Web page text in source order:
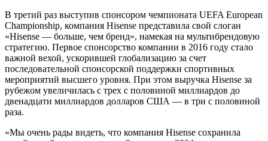
В третий раз выступив спонсором чемпионата UEFA European
Championship, компания Hisense представила свой слоган
«Hisense — больше, чем бренд», намекая на мультибрендовую
стратегию. Первое спонсорство компании в 2016 году стало
важной вехой, ускорившей глобализацию за счет
последовательной спонсорской поддержки спортивных
мероприятий высшего уровня. При этом выручка Hisense за
рубежом увеличилась с трех с половиной миллиардов до
двенадцати миллиардов долларов США — в три с половиной
раза.
«Мы очень рады видеть, что компания Hisense сохранила